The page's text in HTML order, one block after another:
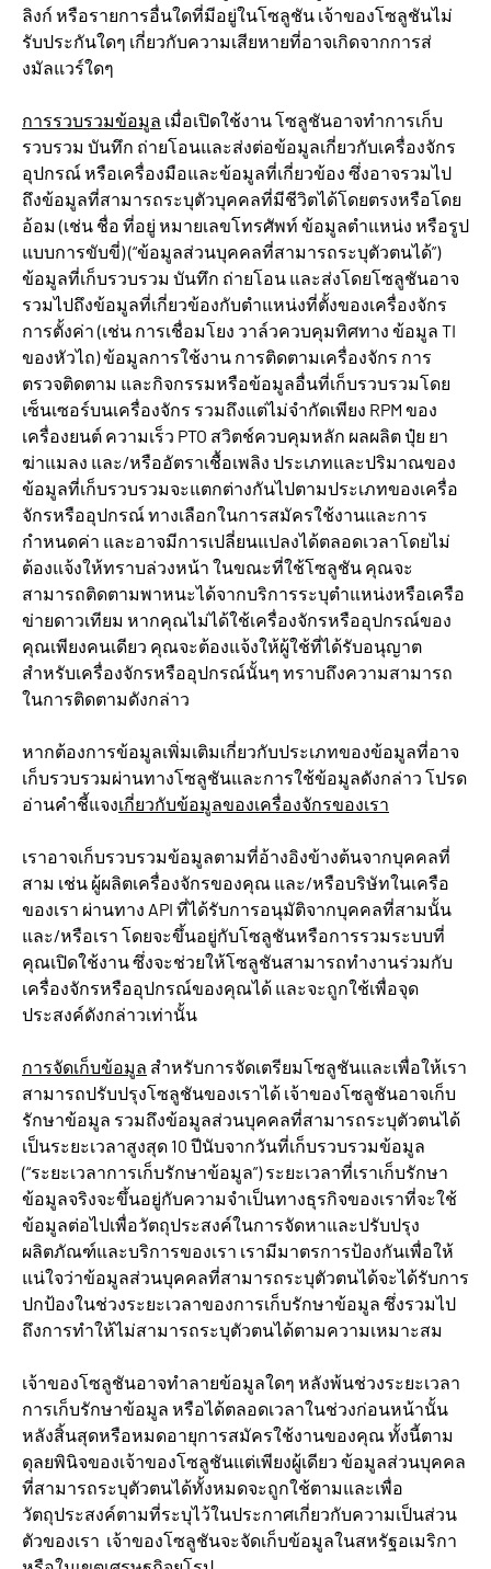
ลิงก์ หรือรายการอื่นใดที่มีอยู่ในโซลูชัน เจ้าของโซลูชันไม่
รับประกันใดๆ เกี่ยวกับความเสียหายที่อาจเกิดจากการส่
งมัลแวร์ใดๆ
การรวบรวมข้อมูล เมื่อเปิดใช้งาน โซลูชันอาจทำการเก็บ
รวบรวม บันทึก ถ่ายโอนและส่งต่อข้อมูลเกี่ยวกับเครื่องจักร
อุปกรณ์ หรือเครื่องมือและข้อมูลที่เกี่ยวข้อง ซึ่งอาจรวมไป
ถึงข้อมูลที่สามารถระบุตัวบุคคลที่มีชีวิตได้โดยตรงหรือโดย
อ้อม (เช่น ชื่อ ที่อยู่ หมายเลขโทรศัพท์ ข้อมูลตำแหน่ง หรือรูป
แบบการขับขี่) (“ข้อมูลส่วนบุคคลที่สามารถระบุตัวตนได้”)
ข้อมูลที่เก็บรวบรวม บันทึก ถ่ายโอน และส่งโดยโซลูชันอาจ
รวมไปถึงข้อมูลที่เกี่ยวข้องกับตำแหน่งที่ตั้งของเครื่องจักร
การตั้งค่า (เช่น การเชื่อมโยง วาล์วควบคุมทิศทาง ข้อมูล TI
ของหัวไถ) ข้อมูลการใช้งาน การติดตามเครื่องจักร การ
ตรวจติดตาม และกิจกรรมหรือข้อมูลอื่นที่เก็บรวบรวมโดย
เซ็นเซอร์บนเครื่องจักร รวมถึงแต่ไม่จำกัดเพียง RPM ของ
เครื่องยนต์ ความเร็ว PTO สวิตช์ควบคุมหลัก ผลผลิต ปุ๋ย ยา
ฆ่าแมลง และ/หรืออัตราเชื้อเพลิง ประเภทและปริมาณของ
ข้อมูลที่เก็บรวบรวมจะแตกต่างกันไปตามประเภทของเครื่อ
จักรหรืออุปกรณ์ ทางเลือกในการสมัครใช้งานและการ
กำหนดค่า และอาจมีการเปลี่ยนแปลงได้ตลอดเวลาโดยไม่
ต้องแจ้งให้ทราบล่วงหน้า ในขณะที่ใช้โซลูชัน คุณจะ
สามารถติดตามพาหนะได้จากบริการระบุตำแหน่งหรือเครือ
ข่ายดาวเทียม หากคุณไม่ได้ใช้เครื่องจักรหรืออุปกรณ์ของ
คุณเพียงคนเดียว คุณจะต้องแจ้งให้ผู้ใช้ที่ได้รับอนุญาต
สำหรับเครื่องจักรหรืออุปกรณ์นั้นๆ ทราบถึงความสามารถ
ในการติดตามดังกล่าว
หากต้องการข้อมูลเพิ่มเติมเกี่ยวกับประเภทของข้อมูลที่อาจ
เก็บรวบรวมผ่านทางโซลูชันและการใช้ข้อมูลดังกล่าว โปรด
อ่านคำชี้แจงเกี่ยวกับข้อมูลของเครื่องจักรของเรา
เราอาจเก็บรวบรวมข้อมูลตามที่อ้างอิงข้างต้นจากบุคคลที่
สาม เช่น ผู้ผลิตเครื่องจักรของคุณ และ/หรือบริษัทในเครือ
ของเรา ผ่านทาง API ที่ได้รับการอนุมัติจากบุคคลที่สามนั้น
และ/หรือเรา โดยจะขึ้นอยู่กับโซลูชันหรือการรวมระบบที่
คุณเปิดใช้งาน ซึ่งจะช่วยให้โซลูชันสามารถทำงานร่วมกับ
เครื่องจักรหรืออุปกรณ์ของคุณได้ และจะถูกใช้เพื่อจุด
ประสงค์ดังกล่าวเท่านั้น
การจัดเก็บข้อมูล สำหรับการจัดเตรียมโซลูชันและเพื่อให้เรา
สามารถปรับปรุงโซลูชันของเราได้ เจ้าของโซลูชันอาจเก็บ
รักษาข้อมูล รวมถึงข้อมูลส่วนบุคคลที่สามารถระบุตัวตนได้
เป็นระยะเวลาสูงสุด 10 ปีนับจากวันที่เก็บรวบรวมข้อมูล
(“ระยะเวลาการเก็บรักษาข้อมูล”) ระยะเวลาที่เราเก็บรักษา
ข้อมูลจริงจะขึ้นอยู่กับความจำเป็นทางธุรกิจของเราที่จะใช้
ข้อมูลต่อไปเพื่อวัตถุประสงค์ในการจัดหาและปรับปรุง
ผลิตภัณฑ์และบริการของเรา เรามีมาตรการป้องกันเพื่อให้
แน่ใจว่าข้อมูลส่วนบุคคลที่สามารถระบุตัวตนได้จะได้รับการ
ปกป้องในช่วงระยะเวลาของการเก็บรักษาข้อมูล ซึ่งรวมไป
ถึงการทำให้ไม่สามารถระบุตัวตนได้ตามความเหมาะสม
เจ้าของโซลูชันอาจทำลายข้อมูลใดๆ หลังพ้นช่วงระยะเวลา
การเก็บรักษาข้อมูล หรือได้ตลอดเวลาในช่วงก่อนหน้านั้น
หลังสิ้นสุดหรือหมดอายุการสมัครใช้งานของคุณ ทั้งนี้ตาม
ดุลยพินิจของเจ้าของโซลูชันแต่เพียงผู้เดียว ข้อมูลส่วนบุคคล
ที่สามารถระบุตัวตนได้ทั้งหมดจะถูกใช้ตามและเพื่อ
วัตถุประสงค์ตามที่ระบุไว้ในประกาศเกี่ยวกับความเป็นส่วน
ตัวของเรา เจ้าของโซลูชันจะจัดเก็บข้อมูลในสหรัฐอเมริกา